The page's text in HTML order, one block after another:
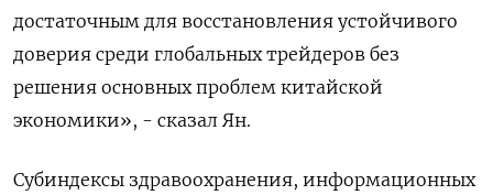
достаточным для восстановления устойчивого
доверия среди глобальных трейдеров без
решения основных проблем китайской
экономики», - сказал Ян.
Субиндексы здравоохранения, информационных